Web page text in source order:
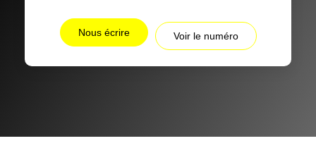
Nous écrire Voir le numéro